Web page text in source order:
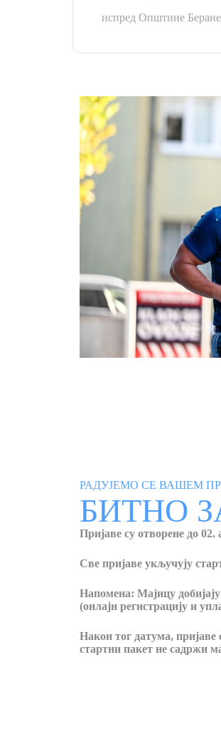
испред Општине Беране
РАДУЈЕМО СЕ ВАШЕМ
БИТНО
Пријаве су отворене до 02.
Све пријаве укључују
Напомена: Мајицу
(онлајн регистрацију и
Након тог датума, пријаве
стартни пакет не садржи